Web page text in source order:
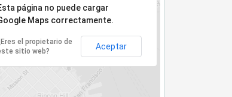
sentimos, la dirección no ha sido encontrada.
página no puede cargar
Maps correctamente.
el propietario de
sitio web?
Aceptar